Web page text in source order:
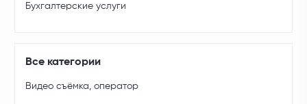
Бухгалтерские услуги
Все категории
Видео съёмка, оператор